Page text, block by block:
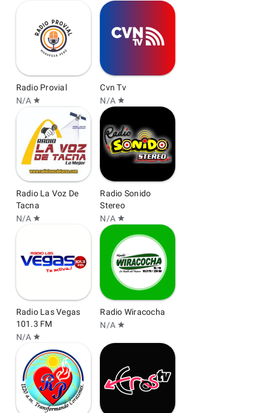
Radio Provial
N/A star
Cvn Tv
N/A star
Radio La Voz De
Tacna
N/A star
Radio Sonido
Stereo
N/A star
Radio Las Vegas
101.3 FM
N/A star
Radio Wiracocha
N/A star